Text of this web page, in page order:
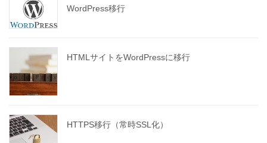
WordPress移行
HTMLサイトをWordPressに移行
HTTPS移行（常時SSL化）